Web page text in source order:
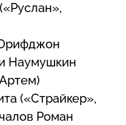
Наумушкин
(«Страйкер»,
Роман